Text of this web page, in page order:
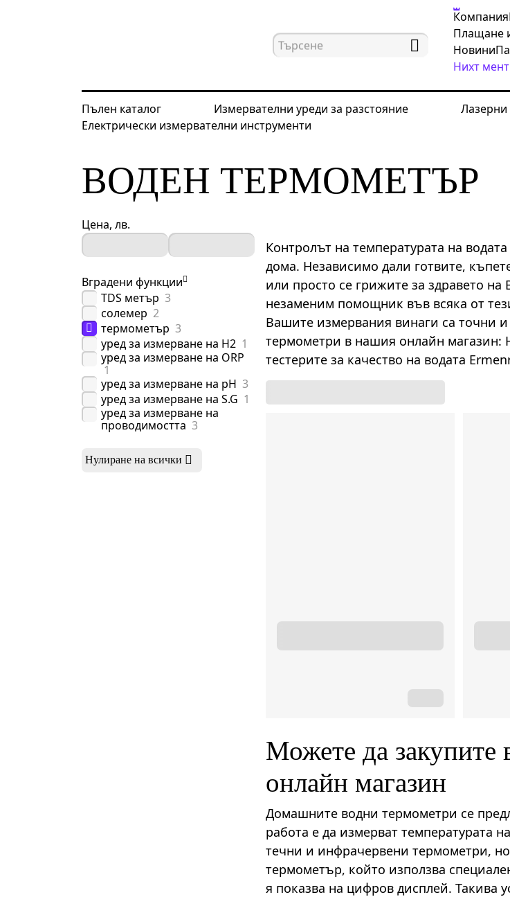
Компания
Плащане
Новини
Нихт
Пълен каталог Измервателни уреди за разстояние
Електрически измервателни инструменти
Начална страница Каталог Тестери за качеството на водата
ВОДЕН ТЕРМОМЕТЪР
Цена, лв.
Вградени функции
TDS метър 3
солемер 2
термометър 3
уред за измерване на H2 1
уред за измерване на ORP
1
уред за измерване на pH 3
уред за измерване на S.G 1
уред за измерване на
проводимостта 3
Нулиране на всички
Контролът на температурата на
дома. Независимо дали готвите,
или просто се грижите за здравето
незаменим помощник във всяка от
Вашите измервания винаги са точни
термометри в нашия онлайн магазин:
тестерите за качество на водата
Можете да закупите
онлайн магазин
Домашните водни термометри се
работа е да измерват температурата
течни и инфрачервени термометри,
термометър, който използва
я показва на цифров дисплей. Такива